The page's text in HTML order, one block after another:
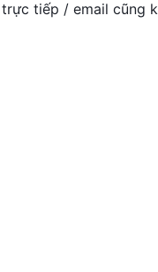
tiếp / email cũng